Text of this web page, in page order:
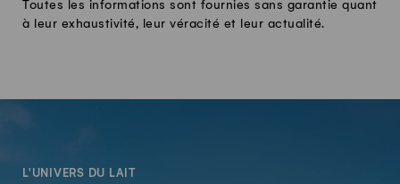
Toutes les informations sont fournies sans garantie quant
à leur exhaustivité, leur véracité et leur actualité.
L'UNIVERS DU LAIT